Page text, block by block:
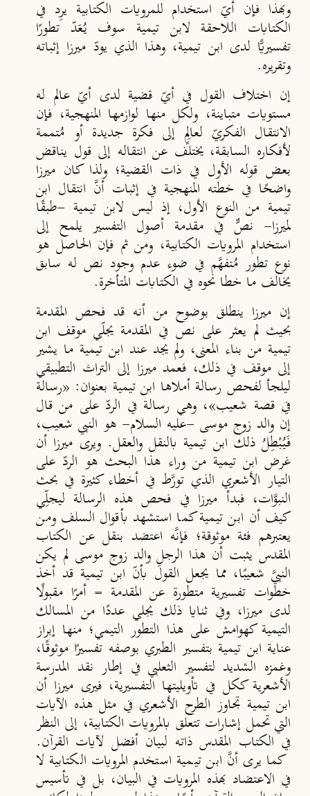
وبهذا فإن أيّ استخدام للمرويات الكتابية يرِد في
الكتابات اللاحقة لابن تيمية سوف يُعَدّ تطورًا
تفسيريًّا لدى ابن تيمية، وهذا الذي يودّ ميرزا إثباته
وتقريره.
إن اختلاف القول في أيّ قضية لدى أيّ عالم له
مستويات متباينة، ولكل منها لوازمها المنهجية، فإن
الانتقال الفكريّ لعالِمٍ إلى فكرة جديدة أو مُتممة
لأفكاره السابقة، يختلف عن انتقاله إلى قول يناقض
بعض قوله الأول في ذات القضية؛ ولذا كان ميرزا
واضحًا في خطته المنهجية في إثبات أنَّ انتقال ابن
تيمية من النوع الأول، إذ ليس لابن تيمية -طبقًا
لميرزا- نصٌّ في مقدمة أصول التفسير يلمح إلى
استخدام المرويات الكتابية، ومن ثم فإن الحاصل هو
نوع تطور مُتفهَّم في ضوء عدم وجود نص له سابق
يخالف ما خطا نحوه في الكتابات المتأخرة.
إن ميرزا ينطلق بوضوح من أنه قد فحص المقدمة
بحيث لم يعثر على نص في المقدمة يجلّي موقف ابن
تيمية من بناء المعنى، ولم يجد عند ابن تيمية ما يشير
إلى موقف في ذلك، فعمد ميرزا إلى التراث التطبيقي
ليلجأ لفحص رسالة أملاها ابن تيمية بعنوان: «رسالة
في قصة شعيب»، وهي رسالة في الردّ على من قال
إن والد زوج موسى -عليه السلام- هو النبي شعيب،
فَيُبْطِلُ ذلك ابن تيمية بالنقل والعقل. ويرى ميرزا أن
غرض ابن تيمية من وراء هذا البحث هو الردّ على
التيار الأشعري الذي تورَّط في أخطاء كثيرة في بحث
النبوَّات،فبدأ ميرزا في فحص هذه الرسالة ليجلِّي
كيف أن ابن تيمية كما استشهد بأقوال السلف ومن
يعتبرهم فئة موثوقة؛ فإنَّه اعتضد بنقل عن الكتاب
المقدس يثبت أن هذا الرجل والد زوج موسى لم يكن
النبيَّ شعيبًا،مما يجعل القولَ بأنّ ابن تيمية قد أخذ
خطوات تفسيرية متطورة عن المقدمة =أمرًا مقبولًا
لدى ميرزا، وفي ثنايا ذلك يجلي عددًا من المسالك
التيمية كهوامش على هذا التطور التيمي؛ منها إبراز
عناية ابن تيمية بتفسير الطبري بوصفه تفسيرًا موثوقًا،
وغمزه الشديد لتفسير الثعلبي في إطار نقد المدرسة
الأشعرية ككل في تأويليتها التفسيرية،فيرى ميرزا أن
ابن تيمية تجاوز الطرح الأشعري في مثل هذه الآيات
التي تحمل إشارات تتعلق بالمرويات الكتابية، إلى النظر
في الكتاب المقدس ذاته لبيان أفضل لآيات القرآن.
كما يرى أنَّ ابن تيمية استخدم المرويات الكتابية لا
في الاعتضاد بهذه المرويات في البيان، بل في تأسيس